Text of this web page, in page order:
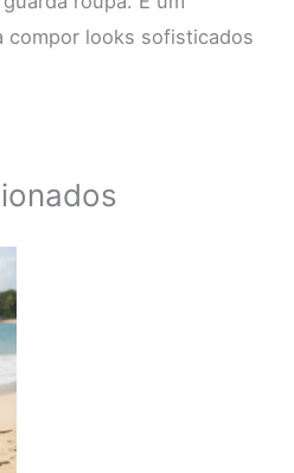
compor looks sofisticados